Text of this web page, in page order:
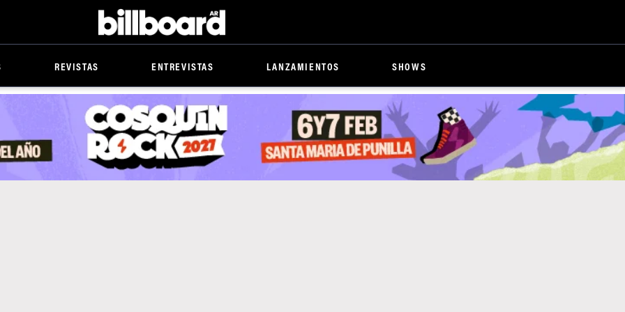
Billboard
REVISTAS ENTREVISTAS LANZAMIENTOS SHOWS